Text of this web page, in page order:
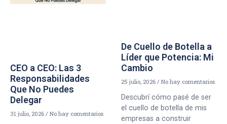
CEO a CEO: Las 3
Responsabilidades
Que No Puedes
Delegar
31 julio, 2026 No hay comentarios
De Cuello de Botella a
Líder que Potencia: Mi
Cambio
25 julio, 2026 No hay comentarios
Descubrí cómo pasé de ser
el cuello de botella de mis
empresas a construir